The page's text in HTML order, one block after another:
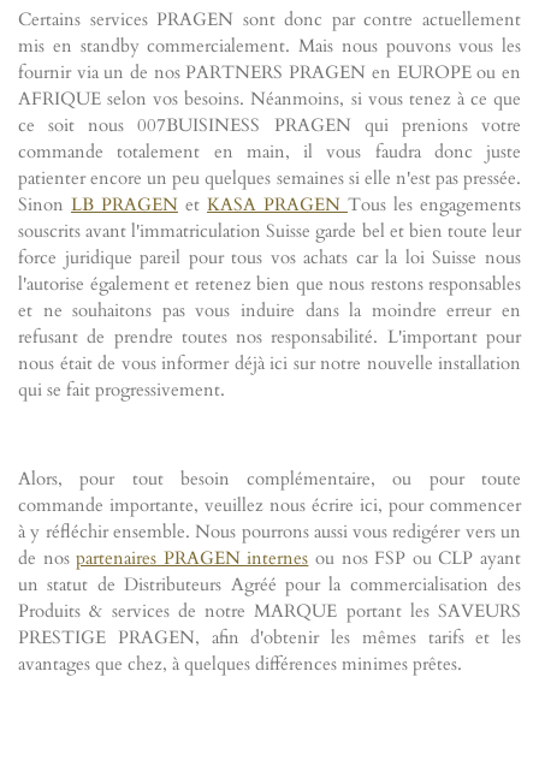
Certains services PRAGEN sont donc par contre actuellement
mis en standby commercialement. Mais nous pouvons vous les
fournir via un de nos PARTNERS PRAGEN en EUROPE ou en
AFRIQUE selon vos besoins. Néanmoins, si vous tenez à ce que
ce soit nous 007BUISINESS PRAGEN qui prenions votre
commande totalement en main, il vous faudra donc juste
patienter encore un peu quelques semaines si elle n'est pas pressée.
Sinon LB PRAGEN et KASA PRAGEN Tous les engagements
souscrits avant l'immatriculation Suisse garde bel et bien toute leur
force juridique pareil pour tous vos achats car la loi Suisse nous
l'autorise également et retenez bien que nous restons responsables
et ne souhaitons pas vous induire dans la moindre erreur en
refusant de prendre toutes nos responsabilité. L'important pour
nous était de vous informer déjà ici sur notre nouvelle installation
qui se fait progressivement.
Alors, pour tout besoin complémentaire, ou pour toute
commande importante, veuillez nous écrire ici, pour commencer
à y réfléchir ensemble. Nous pourrons aussi vous redigérer vers un
de nospartenaires PRAGEN internes ou nos FSP ou CLP ayant
un statut de Distributeurs Agréé pour la commercialisation des
Produits & services de notre MARQUE portant les SAVEURS
PRESTIGE PRAGEN, afin d'obtenir les mêmes tarifs et les
avantages que chez, à quelques différences minimes prêtes.